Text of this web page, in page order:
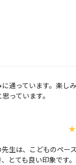
通っています。楽し
っています。
生は、こどものペー
とても良い印象です。